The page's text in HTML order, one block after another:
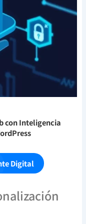
con Inteligencia
Digital